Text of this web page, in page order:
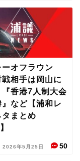
ーオフラウン
戦相手は岡山に
『香港7人制大会
など【浦和レ
タまとめ
2026年5月25日 50